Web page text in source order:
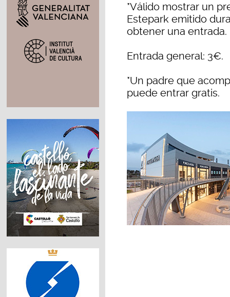
*Válido mostrar un
Estepark emitido
obtener una entrada.
Entrada general: 3€.
*Un padre que
puede entrar gratis.